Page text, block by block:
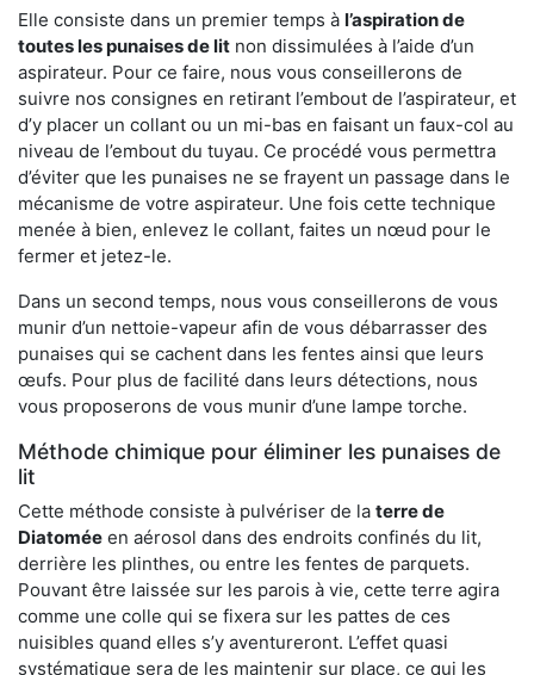
Elle consiste dans un premier temps à l’aspiration de
toutes les punaises de lit non dissimulées à l’aide d’un
aspirateur. Pour ce faire, nous vous conseillerons de
suivre nos consignes en retirant l’embout de l’aspirateur, et
d’y placer un collant ou un mi-bas en faisant un faux-col au
niveau de l’embout du tuyau. Ce procédé vous permettra
d’éviter que les punaises ne se frayent un passage dans le
mécanisme de votre aspirateur. Une fois cette technique
menée à bien, enlevez le collant, faites un nœud pour le
fermer et jetez-le.
Dans un second temps, nous vous conseillerons de vous
munir d’un nettoie-vapeur afin de vous débarrasser des
punaises qui se cachent dans les fentes ainsi que leurs
œufs. Pour plus de facilité dans leurs détections, nous
vous proposerons de vous munir d’une lampe torche.
Méthode chimique pour éliminer les punaises de
lit
Cette méthode consiste à pulvériser de la terre de
Diatomée en aérosol dans des endroits confinés du lit,
derrière les plinthes, ou entre les fentes de parquets.
Pouvant être laissée sur les parois à vie, cette terre agira
comme une colle qui se fixera sur les pattes de ces
nuisibles quand elles s’y aventureront. L’effet quasi
systématique sera de les maintenir sur place, ce qui les